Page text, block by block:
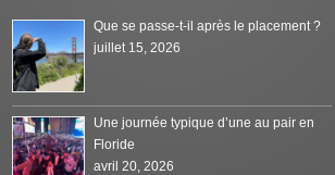
Que se passe-t-il après le placement ?
juillet 15, 2026
Une journée typique d’une au pair en
Floride
avril 20, 2026